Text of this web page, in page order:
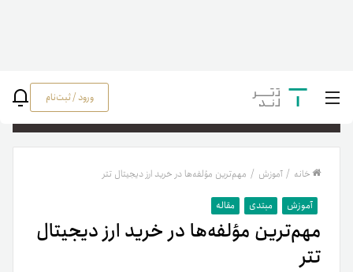
ورود / ثبت‌نام
خانه / آموزش / مهم‌ترین مؤلفه‌ها در خرید ارز دیجیتال تتر
آموزش مبتدی مقاله
مهم‌ترین مؤلفه‌ها در خرید ارز دیجیتال
تتر